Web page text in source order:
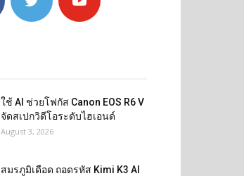
ใช้ AI ช่วยโฟกัส Canon EOS R6 V
จัดสเปกวิดีโอระดับไฮเอนด์
August 3, 2026
สมรภูมิเดือด ถอดรหัส Kimi K3 AI